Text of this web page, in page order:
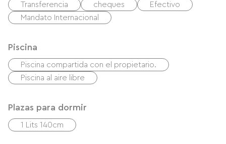
Transferencia cheques
Efectivo
Mandato Internacional
Piscina
Piscina compartida con el propietario.
Piscina al aire libre
Plazas para dormir
1 Lits 140cm